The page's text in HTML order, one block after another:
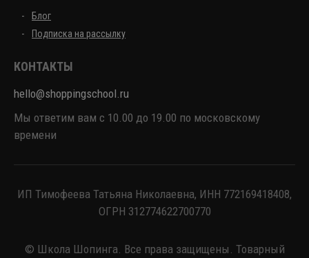
Блог
Подписка на рассылку
КОНТАКТЫ
hello@shoppingschool.ru
Мы ответим вам с 10.00 до 19.00 по московскому
времени
ИП Тимофеева Татьяна Николаевна, ИНН 772169418408,
ОГРН 312774622700770
© Школа Шопинга. Все права защищены. Товарный